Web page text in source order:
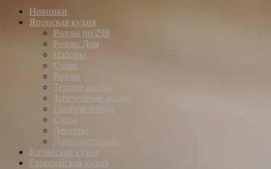
Новинки
Японская кухня
Роллы по 299
Роллы Дня
Наборы
Суши
Роллы
Теплые роллы
Запеченные роллы
Горячие блюда
Супы
Десерты
Дополнительно
Китайская кухня
Европейская кухня